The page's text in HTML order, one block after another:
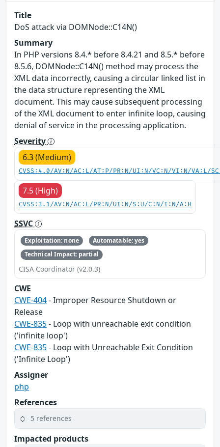
Title
DoS attack via DOMNode::C14N()
Summary
In PHP versions 8.4.* before 8.4.21 and 8.5.* before
8.5.6, DOMNode::C14N() method may process the
XML data incorrectly, causing a circular linked list in
the data structure representing the XML
document. This may cause subsequent processing
of the XML document to enter infinite loop, causing
denial of service in the processing application.
Severity
6.3 (Medium)
CVSS:4.0/AV:N/AC:L/AT:P/PR:N/UI:N/VC:N/VI:N/VA:L/
7.5 (High)
CVSS:3.1/AV:N/AC:L/PR:N/UI:N/S:U/C:N/I:N/A:H
SSVC
Exploitation: none
Automatable: yes
Technical Impact: partial
CISA Coordinator (v2.0.3)
CWE
CWE-404- Improper Resource Shutdown or
Release
CWE-835- Loop with unreachable exit condition
('infinite loop')
CWE-835- Loop with Unreachable Exit Condition
('Infinite Loop')
Assigner
php
References
5 references
Impacted products